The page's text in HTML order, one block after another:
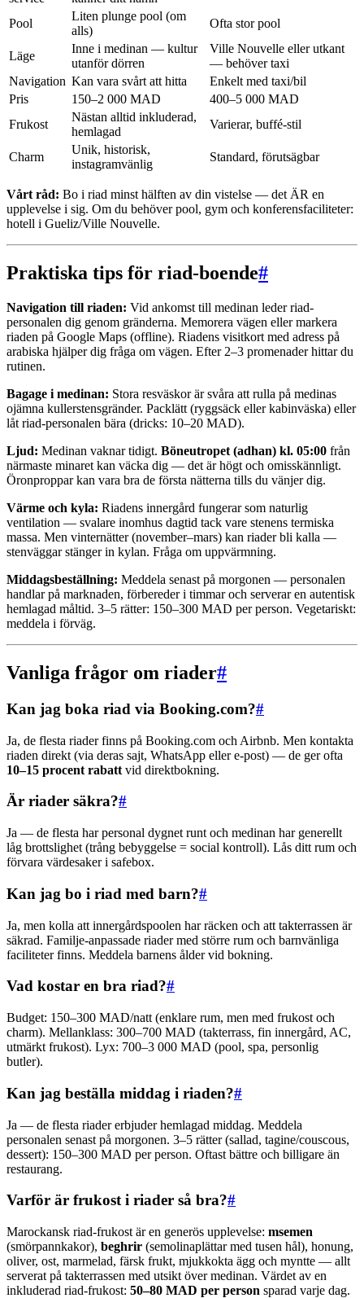
Pool
Liten plunge pool (om
alls)
Ofta stor pool
Läge
Inne i medinan — kultur
utanför dörren
Ville Nouvelle eller utkant
— behöver taxi
Navigation Kan vara svårt att hitta
Enkelt med taxi/bil
Pris
150–2 000 MAD
400–5 000 MAD
Frukost
Nästan alltid inkluderad,
hemlagad
Varierar, buffé-stil
Charm
Unik, historisk,
instagramvänlig
Standard, förutsägbar
Vårt råd: Bo i riad minst hälften av din vistelse — det ÄR en
upplevelse i sig. Om du behöver pool, gym och konferensfaciliteter:
hotell i Gueliz/Ville Nouvelle.
Praktiska tips för riad-boende#
Navigation till riaden: Vid ankomst till medinan leder riad-
personalen dig genom gränderna. Memorera vägen eller markera
riaden på Google Maps (offline). Riadens visitkort med adress på
arabiska hjälper dig fråga om vägen. Efter 2–3 promenader hittar du
rutinen.
Bagage i medinan: Stora resväskor är svåra att rulla på medinas
ojämna kullerstensgränder. Packlätt (ryggsäck eller kabinväska) eller
låt riad-personalen bära (dricks: 10–20 MAD).
Ljud: Medinan vaknar tidigt. Böneutropet (adhan) kl. 05:00 från
närmaste minaret kan väcka dig — det är högt och omisskännligt.
Öronproppar kan vara bra de första nätterna tills du vänjer dig.
Värme och kyla: Riadens innergård fungerar som naturlig
ventilation — svalare inomhus dagtid tack vare stenens termiska
massa. Men vinternätter (november–mars) kan riader bli kalla —
stenväggar stänger in kylan. Fråga om uppvärmning.
Middagsbeställning: Meddela senast på morgonen — personalen
handlar på marknaden, förbereder i timmar och serverar en autentisk
hemlagad måltid. 3–5 rätter: 150–300 MAD per person. Vegetariskt:
meddela i förväg.
Vanliga frågor om riader#
Kan jag boka riad via Booking.com?#
Ja, de flesta riader finns på Booking.com och Airbnb. Men kontakta
riaden direkt (via deras sajt, WhatsApp eller e-post) — de ger ofta
10–15 procent rabatt vid direktbokning.
Är riader säkra?#
Ja — de flesta har personal dygnet runt och medinan har generellt
låg brottslighet (trång bebyggelse = social kontroll). Lås ditt rum och
förvara värdesaker i safebox.
Kan jag bo i riad med barn?#
Ja, men kolla att innergårdspoolen har räcken och att takterrassen är
säkrad. Familje-anpassade riader med större rum och barnvänliga
faciliteter finns. Meddela barnens ålder vid bokning.
Vad kostar en bra riad?#
Budget: 150–300 MAD/natt (enklare rum, men med frukost och
charm). Mellanklass: 300–700 MAD (takterrass, fin innergård, AC,
utmärkt frukost). Lyx: 700–3 000 MAD (pool, spa, personlig
butler).
Kan jag beställa middag i riaden?#
Ja — de flesta riader erbjuder hemlagad middag. Meddela
personalen senast på morgonen. 3–5 rätter (sallad, tagine/couscous,
dessert): 150–300 MAD per person. Oftast bättre och billigare än
restaurang.
Varför är frukost i riader så bra?#
Marockansk riad-frukost är en generös upplevelse: msemen
(smörpannkakor), beghrir (semolinaplättar med tusen hål), honung,
oliver, ost, marmelad, färsk frukt, mjukkokta ägg och myntte — allt
serverat på takterrassen med utsikt över medinan. Värdet av en
inkluderad riad-frukost: 50–80 MAD per person sparad varje dag.